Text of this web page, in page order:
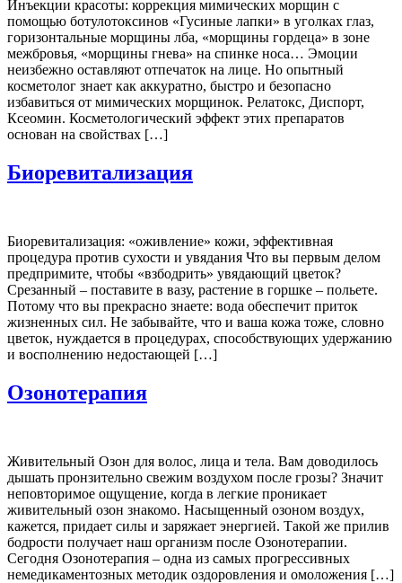
Инъекции красоты: коррекция мимических морщин с
помощью ботулотоксинов «Гусиные лапки» в уголках глаз,
горизонтальные морщины лба, «морщины гордеца» в зоне
межбровья, «морщины гнева» на спинке носа… Эмоции
неизбежно оставляют отпечаток на лице. Но опытный
косметолог знает как аккуратно, быстро и безопасно
избавиться от мимических морщинок. Релатокс, Диспорт,
Ксеомин. Косметологический эффект этих препаратов
основан на свойствах […]
Биоревитализация
Биоревитализация: «оживление» кожи, эффективная
процедура против сухости и увядания Что вы первым делом
предпримите, чтобы «взбодрить» увядающий цветок?
Срезанный – поставите в вазу, растение в горшке – польете.
Потому что вы прекрасно знаете: вода обеспечит приток
жизненных сил. Не забывайте, что и ваша кожа тоже, словно
цветок, нуждается в процедурах, способствующих удержанию
и восполнению недостающей […]
Озонотерапия
Живительный Озон для волос, лица и тела. Вам доводилось
дышать пронзительно свежим воздухом после грозы? Значит
неповторимое ощущение, когда в легкие проникает
живительный озон знакомо. Насыщенный озоном воздух,
кажется, придает силы и заряжает энергией. Такой же прилив
бодрости получает наш организм после Озонотерапии.
Сегодня Озонотерапия – одна из самых прогрессивных
немедикаментозных методик оздоровления и омоложения […]